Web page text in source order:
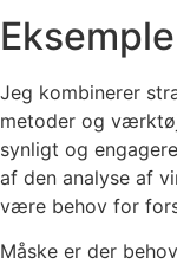
Jeg kombinerer
metoder og
synligt og
af den analyse af
være behov for
Måske er der